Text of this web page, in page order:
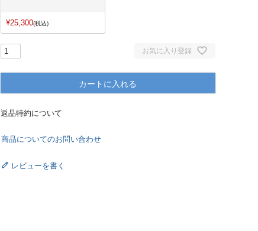
¥25,300 税込
お気に入り登録
カートに入れる
返品特約について
商品についてのお問い合わせ
レビューを書く